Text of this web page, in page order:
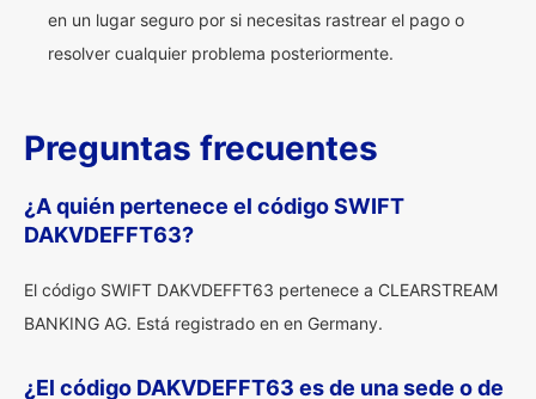
en un lugar seguro por si necesitas rastrear el pago o
resolver cualquier problema posteriormente.
Preguntas frecuentes
¿A quién pertenece el código SWIFT
DAKVDEFFT63?
El código SWIFT DAKVDEFFT63 pertenece a CLEARSTREAM
BANKING AG. Está registrado en en Germany.
¿El código DAKVDEFFT63 es de una sede o de